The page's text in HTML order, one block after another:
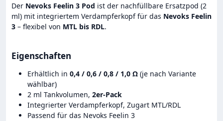
Der Nevoks Feelin 3 Pod ist der nachfüllbare Ersatzpod (2
ml) mit integriertem Verdampferkopf für das Nevoks Feelin
3 – flexibel von MTL bis RDL.
Eigenschaften
Erhältlich in 0,4 / 0,6 / 0,8 / 1,0 Ω (je nach Variante
wählbar)
2 ml Tankvolumen, 2er-Pack
Integrierter Verdampferkopf, Zugart MTL/RDL
Passend für das Nevoks Feelin 3